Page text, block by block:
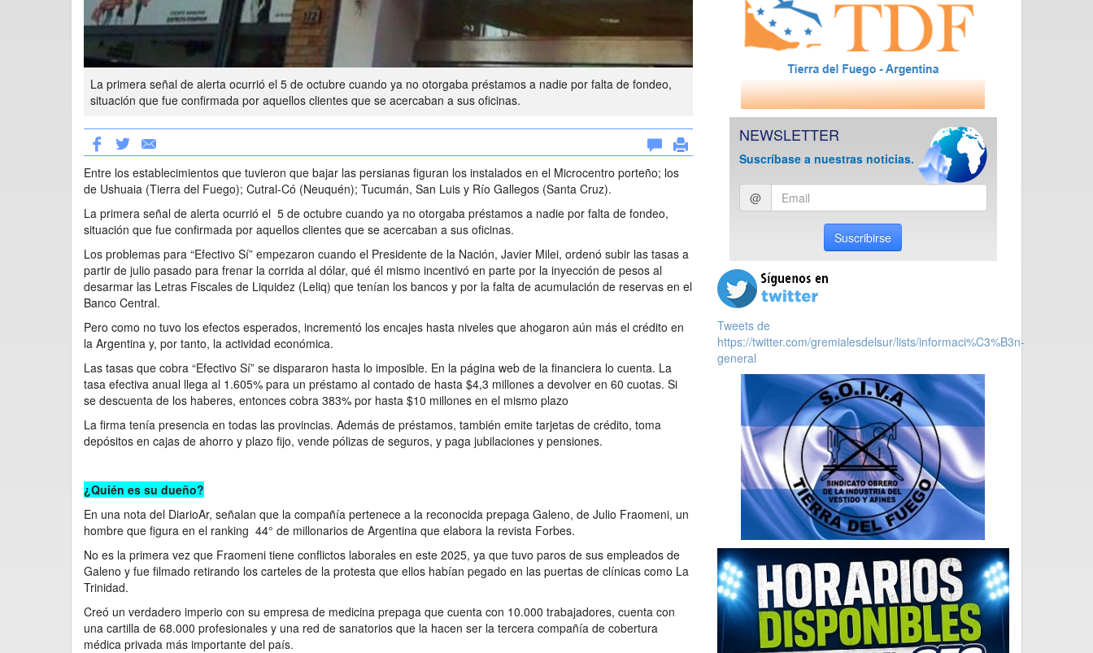
La primera señal de alerta ocurrió el 5 de octubre cuando ya no otorgaba préstamos a nadie por falta de fondeo,
situación que fue confirmada por aquellos clientes que se acercaban a sus oficinas.
Entre los establecimientos que tuvieron que bajar las persianas figuran los instalados en el Microcentro porteño; los
de Ushuaia (Tierra del Fuego); Cutral-Có (Neuquén); Tucumán, San Luis y Río Gallegos (Santa Cruz).
La primera señal de alerta ocurrió el 5 de octubre cuando ya no otorgaba préstamos a nadie por falta de fondeo,
situación que fue confirmada por aquellos clientes que se acercaban a sus oficinas.
Los problemas para “Efectivo Sí” empezaron cuando el Presidente de la Nación, Javier Milei, ordenó subir las tasas a
partir de julio pasado para frenar la corrida al dólar, qué él mismo incentivó en parte por la inyección de pesos al
desarmar las Letras Fiscales de Liquidez (Leliq) que tenían los bancos y por la falta de acumulación de reservas en el
Banco Central.
Pero como no tuvo los efectos esperados, incrementó los encajes hasta niveles que ahogaron aún más el crédito en
la Argentina y, por tanto, la actividad económica.
Las tasas que cobra “Efectivo Sí” se dispararon hasta lo imposible. En la página web de la financiera lo cuenta. La
tasa efectiva anual llega al 1.605% para un préstamo al contado de hasta $4,3 millones a devolver en 60 cuotas. Si
se descuenta de los haberes, entonces cobra 383% por hasta $10 millones en el mismo plazo
La firma tenía presencia en todas las provincias. Además de préstamos, también emite tarjetas de crédito, toma
depósitos en cajas de ahorro y plazo fijo, vende pólizas de seguros, y paga jubilaciones y pensiones.
¿Quién es su dueño?
En una nota del DiarioAr, señalan que la compañía pertenece a la reconocida prepaga Galeno, de Julio Fraomeni, un
hombre que figura en el ranking 44° de millonarios de Argentina que elabora la revista Forbes.
No es la primera vez que Fraomeni tiene conflictos laborales en este 2025, ya que tuvo paros de sus empleados de
Galeno y fue filmado retirando los carteles de la protesta que ellos habían pegado en las puertas de clínicas como La
Trinidad.
Creó un verdadero imperio con su empresa de medicina prepaga que cuenta con 10.000 trabajadores, cuenta con
una cartilla de 68.000 profesionales y una red de sanatorios que la hacen ser la tercera compañía de cobertura
médica privada más importante del país.
NEWSLETTER
Suscríbase a nuestras noticias.
Ingresar
email
@
Suscribirse
Tweets de
https://twitter.com/gremialesdelsur/lists/informaci%C3%B3n-
general